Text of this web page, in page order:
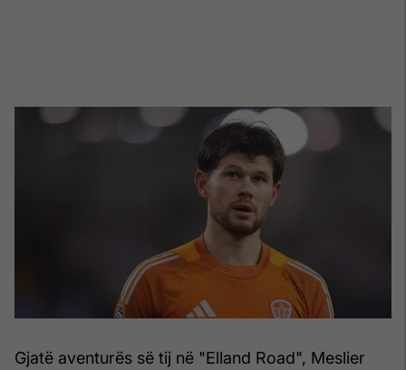
Gjatë aventurës së tij në "Elland Road", Meslier